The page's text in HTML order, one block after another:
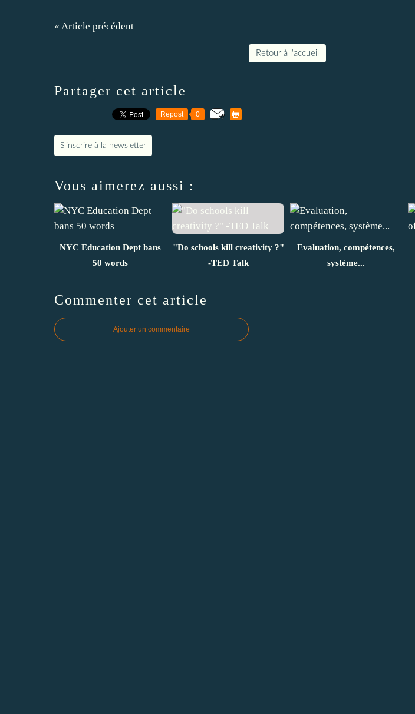
« Article précédent
Retour à l'accueil
Partager cet article
Repost 0
S'inscrire à la newsletter
Vous aimerez aussi :
NYC Education Dept bans
50 words
"Do schools kill creativity ?"
-TED Talk
Evaluation, compétences,
système...
Commenter cet article
Ajouter un commentaire